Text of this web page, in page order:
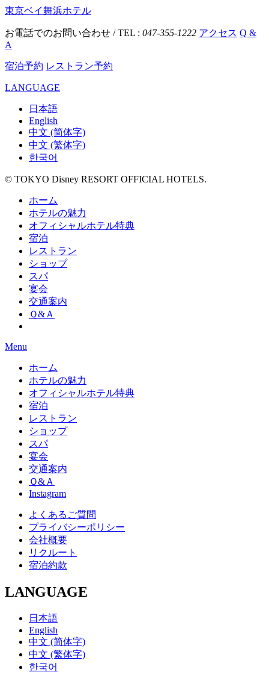
東京ベイ舞浜ホテル
お電話でのお問い合わせ / TEL : 047-355-1222 アクセス Q &
A
宿泊予約 レストラン予約
LANGUAGE
日本語
English
中文 (简体字)
中文 (繁体字)
한국어
© TOKYO Disney RESORT OFFICIAL HOTELS.
ホーム
ホテルの魅力
オフィシャルホテル特典
宿泊
レストラン
ショップ
スパ
宴会
交通案内
Ｑ&Ａ
Menu
ホーム
ホテルの魅力
オフィシャルホテル特典
宿泊
レストラン
ショップ
スパ
宴会
交通案内
Ｑ&Ａ
Instagram
よくあるご質問
プライバシーポリシー
会社概要
リクルート
宿泊約款
LANGUAGE
日本語
English
中文 (简体字)
中文 (繁体字)
한국어